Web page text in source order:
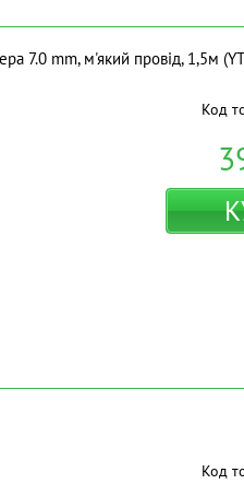
7.0 mm, м'який провід, 1,5м
Код
Код